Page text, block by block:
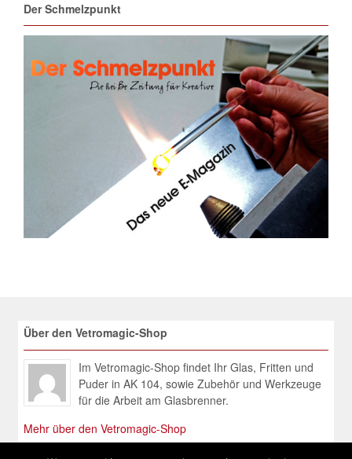
Der Schmelzpunkt
Über den Vetromagic-Shop
Im Vetromagic-Shop findet Ihr Glas, Fritten und
Puder in AK 104, sowie Zubehör und Werkzeuge
für die Arbeit am Glasbrenner.
Mehr über den Vetromagic-Shop